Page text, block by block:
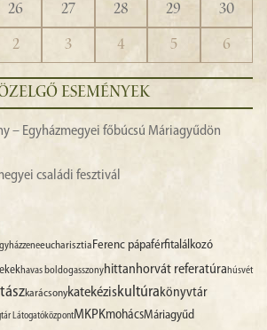
26 27 28 29
30
2 3 4 5 6
ESEMÉNYEK
– Egyházmegyei főbúcsú Máriagyűdön
családi fesztivál
eucharisztiaFerenc pápaférfitalálkozó
havas boldogasszonyhittanhorvát referatúrahúsvét
karácsonykatekéziskultúrakönyvtár
LátogatóközpontMKPKmohácsMáriagyűd